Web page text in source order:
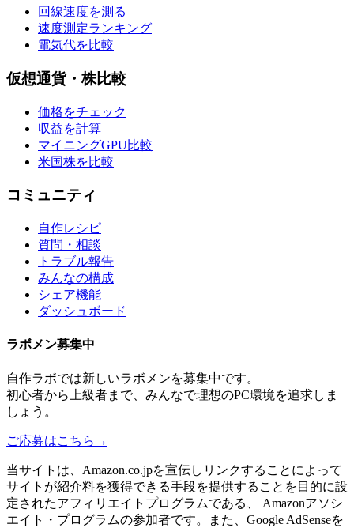
回線速度を測る
速度測定ランキング
電気代を比較
仮想通貨・株比較
価格をチェック
収益を計算
マイニングGPU比較
米国株を比較
コミュニティ
自作レシピ
質問・相談
トラブル報告
みんなの構成
シェア機能
ダッシュボード
ラボメン募集中
自作ラボでは新しいラボメンを募集中です。
初心者から上級者まで、みんなで理想のPC環境を追求しま
しょう。
ご応募はこちら →
当サイトは、Amazon.co.jpを宣伝しリンクすることによって
サイトが紹介料を獲得できる手段を提供することを目的に設
定されたアフィリエイトプログラムである、 Amazonアソシ
エイト・プログラムの参加者です。また、Google AdSenseを